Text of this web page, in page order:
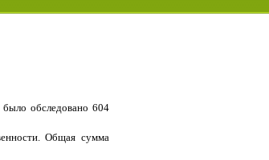
обследовано 604
Общая сумма